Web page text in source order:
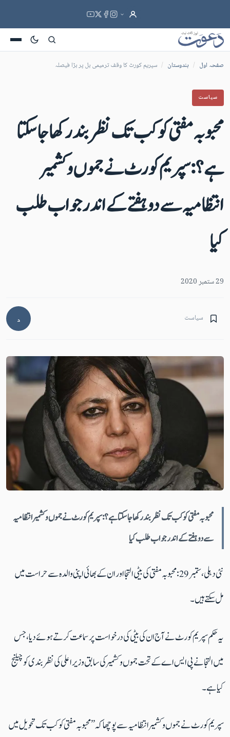
صفحہ اول / ہندوستان / سپریم کورٹ کا وقف ترمیمی بل پر بڑا فیصلہ
سیاست
محبوبہ مفتی کو کب تک نظربند رکھا جاسکتا
ہے؟: سپریم کورٹ نے جموں و کشمیر
انتظامیہ سے دو ہفتے کے اندر جواب طلب
کیا
29 ستمبر 2020
د سیاست
محبوبہ مفتی کو کب تک نظربند رکھا جاسکتا ہے؟: سپریم کورٹ نے جموں و کشمیر انتظامیہ
سے دو ہفتے کے اندر جواب طلب کیا
نئی دہلی، ستمبر 29: محبوبہ مفتی کی بیٹی التجا اور ان کے بھائی اپنی والدہ سے حراست میں
مل سکتے ہیں۔
یہ حکم سپریم کورٹ نے آج ان کی بیٹی کی درخواست پر سماعت کرتے ہوئے دیا، جس
میں التجا نے پی ایس اے کے تحت جموں و کشمیر کی سابق وزیر اعلی کی نظربندی کو چیلنج
کیا ہے۔
سپریم کورٹ نے جموں و کشمیر انتظامیہ سے پوچھا کہ ’’محبوبہ مفتی کو کب تک تحویل میں